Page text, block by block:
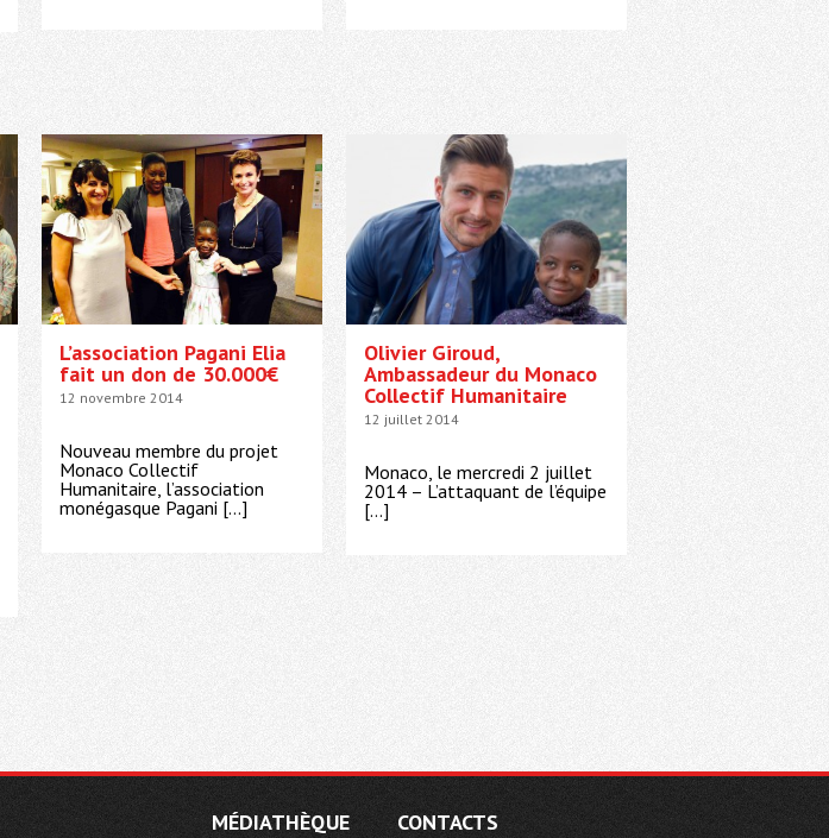
L’association Pagani Elia
fait un don de 30.000€
12 novembre 2014
Nouveau membre du projet
Monaco Collectif
Humanitaire, l’association
monégasque Pagani […]
Olivier Giroud,
Ambassadeur du Monaco
Collectif Humanitaire
12 juillet 2014
Monaco, le mercredi 2 juillet
2014 – L’attaquant de l’équipe
[…]
MÉDIATHÈQUE CONTACTS